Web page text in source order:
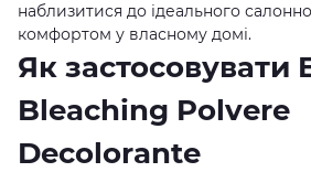
наблизитися до ідеального
комфортом у власному домі.
Як застосовувати
Bleaching Polvere
Decolorante